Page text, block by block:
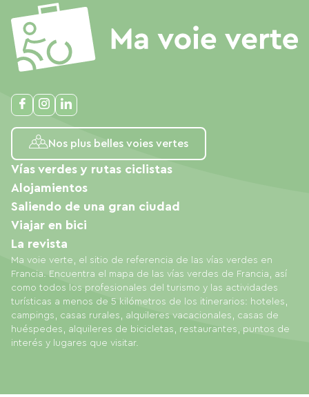
Nos plus belles voies vertes
Ma voie verte, el sitio de referencia de las vías verdes en
Francia. Encuentra el mapa de las vías verdes de Francia, así
como todos los profesionales del turismo y las actividades
turísticas a menos de 5 kilómetros de los itinerarios: hoteles,
campings, casas rurales, alquileres vacacionales, casas de
huéspedes, alquileres de bicicletas, restaurantes, puntos de
interés y lugares que visitar.
Vías verdes y rutas ciclistas
Alojamientos
Saliendo de una gran ciudad
Viajar en bici
La revista